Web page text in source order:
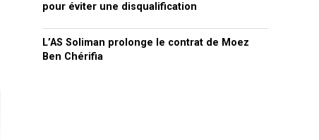
pour éviter une disqualification
L’AS Soliman prolonge le contrat de Moez
Ben Chérifia